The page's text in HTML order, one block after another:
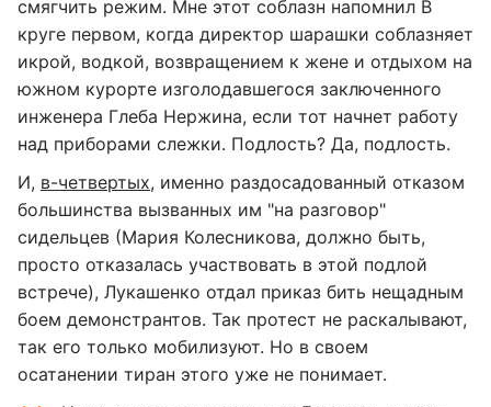
смягчить режим. Мне этот соблазн напомнил В
круге первом, когда директор шарашки соблазняет
икрой, водкой, возвращением к жене и отдыхом на
южном курорте изголодавшегося заключенного
инженера Глеба Нержина, если тот начнет работу
над приборами слежки. Подлость? Да, подлость.
И, в-четвертых, именно раздосадованный отказом
большинства вызванных им "на разговор"
сидельцев (Мария Колесникова, должно быть,
просто отказалась участвовать в этой подлой
встрече), Лукашенко отдал приказ бить нещадным
боем демонстрантов. Так протест не раскалывают,
так его только мобилизуют. Но в своем
осатанении тиран этого уже не понимает.